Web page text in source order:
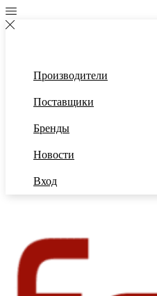
Производители
Поставщики
Бренды
Новости
Вход